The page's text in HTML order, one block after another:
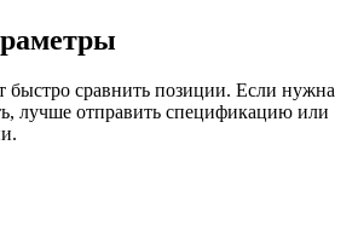
сравнить позиции. Если нужна
лучше отправить спецификацию или